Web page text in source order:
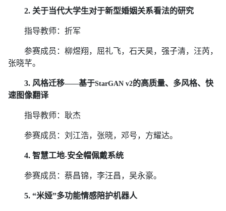
2. 关于当代大学生对于新型婚姻关系看法的研究
指导教师：折军
参赛成员：柳煜翔，屈礼飞，石天昊，强子清，汪芮，
张晓芊。
3. 风格迁移——基于StarGAN v2的高质量、多风格、快
速图像翻译
指导教师：耿杰
参赛成员：刘江浩，张晓，邓号，方耀达。
4. 智慧工地-安全帽佩戴系统
参赛成员：蔡昌锦，李汪昌，吴永豪。
5. “米娅”多功能情感陪护机器人